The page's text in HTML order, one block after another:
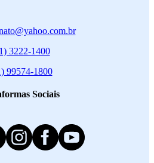
3222-1400
99574-1800
Sociais